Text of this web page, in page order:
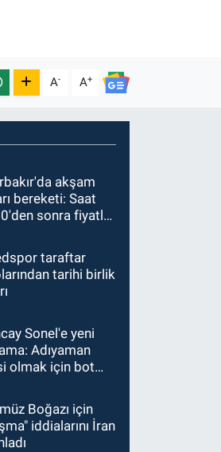
A- A+
akşam
bereketi: Saat
sonra fiyatlar
taraftar
tarihi birlik
Adıyaman
olmak için bot
Boğazı için
iddialarını İran